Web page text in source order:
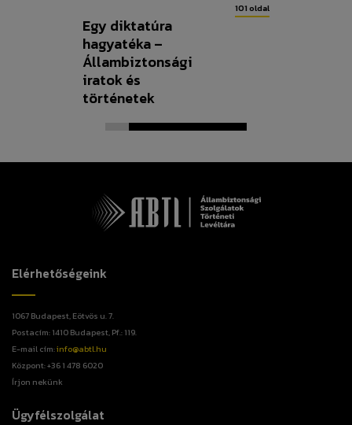
101 oldal
Egy diktatúra
hagyatéka –
Állambiztonsági
iratok és
történetek
Elérhetőségeink
1067 Budapest, Eötvös u. 7.
Postacím: 1410 Budapest, Pf.: 119.
E-mail cím:info@abtl.hu
Központ: +36 1 478 6020
Írjon nekünk
Ügyfélszolgálat